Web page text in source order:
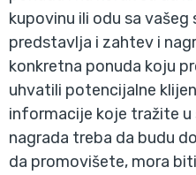
kupovinu ili odu sa
predstavlja i zahtev i
konkretna ponuda koju
uhvatili potencijalne
informacije koje tražite u
nagrada treba da budu
da promovišete, mora